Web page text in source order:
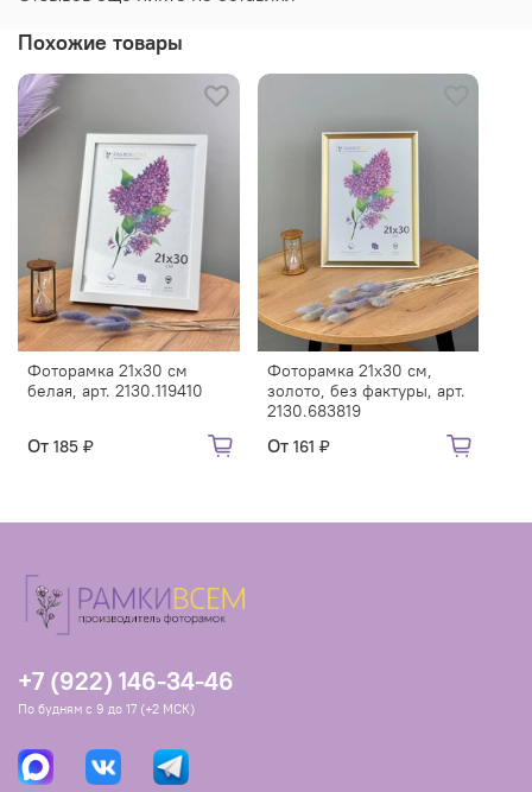
Похожие товары
Фоторамка 21х30 см
белая, арт. 2130.119410
От 185 ₽
Фоторамка 21х30 см,
золото, без фактуры, арт.
2130.683819
От 161 ₽
+7 (922) 146-34-46
По будням с 9 до 17 (+2 МСК)